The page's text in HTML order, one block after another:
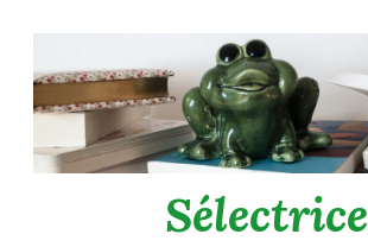
au
contenu
principal
Sélectrice